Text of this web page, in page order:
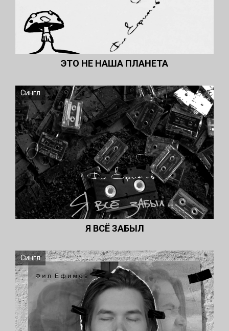
ЭТО НЕ НАША ПЛАНЕТА
Сингл
Я ВСЁ ЗАБЫЛ
Сингл